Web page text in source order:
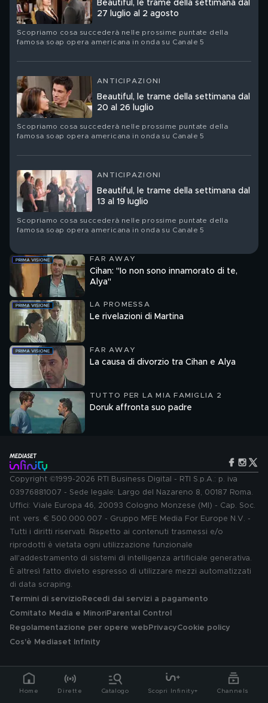
Home Dirette Catalogo Scopri Infinity+ Channels
Beautiful, le trame della settimana dal
27 luglio al 2 agosto
Scopriamo cosa succederà nelle prossime puntate della
famosa soap opera americana in onda su Canale 5
ANTICIPAZIONI
Beautiful, le trame della settimana dal
20 al 26 luglio
Scopriamo cosa succederà nelle prossime puntate della
famosa soap opera americana in onda su Canale 5
ANTICIPAZIONI
Beautiful, le trame della settimana dal
13 al 19 luglio
Scopriamo cosa succederà nelle prossime puntate della
famosa soap opera americana in onda su Canale 5
FAR AWAY
Cihan: "Io non sono innamorato di te,
Alya"
LA PROMESSA
Le rivelazioni di Martina
FAR AWAY
La causa di divorzio tra Cihan e Alya
TUTTO PER LA MIA FAMIGLIA 2
Doruk affronta suo padre
Copyright ©1999-2026 RTI Business Digital - RTI S.p.A.: p. iva
03976881007 - Sede legale: Largo del Nazareno 8, 00187 Roma.
Uffici: Viale Europa 46, 20093 Cologno Monzese (MI) - Cap. Soc.
int. vers. € 500.000.007 - Gruppo MFE Media For Europe N.V. -
Tutti i diritti riservati. Rispetto ai contenuti trasmessi e/o
riprodotti è vietata ogni utilizzazione funzionale
all'addestramento di sistemi di intelligenza artificiale generativa.
È altresì fatto divieto espresso di utilizzare mezzi automatizzati
di data scraping.
Termini di servizio Recedi dai servizi a pagamento
Comitato Media e MinoriParental Control
Regolamentazione per opere web PrivacyCookie policy
Cos'è Mediaset Infinity